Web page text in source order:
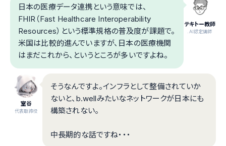
テキトー教師
.AI認定講師
日本の医療データ連携という意味では、
FHIR（Fast Healthcare Interoperability
Resources）という標準規格の普及度が課題で。
米国は比較的進んでいますが、日本の医療機関
はまだこれから、というところが多いですよね。
室谷
代表取締役
そうなんですよ。インフラとして整備されていか
ないと、b.wellみたいなネットワークが日本にも
構築されない。
中長期的な話ですね・・・